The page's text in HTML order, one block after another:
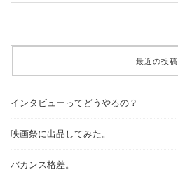
最近の投稿
インタビューってどうやるの？
映画祭に出品してみた。
バカンス格差。